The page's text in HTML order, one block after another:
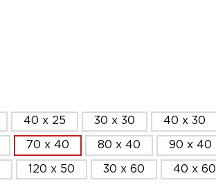
40 x 25 30 x 30 40 x 30
70 x 40 80 x 40 90 x 40
120 x 50 30 x 60 40 x 60